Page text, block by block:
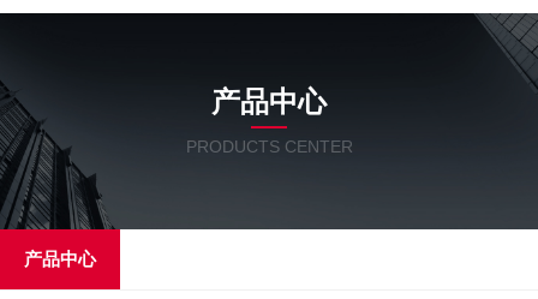
产品中心
PRODUCTS CENTER
产品中心